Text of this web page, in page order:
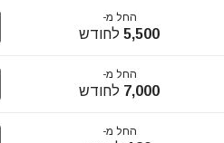
החל מ-
5,500 לחודש
החל מ-
7,000 לחודש
החל מ-